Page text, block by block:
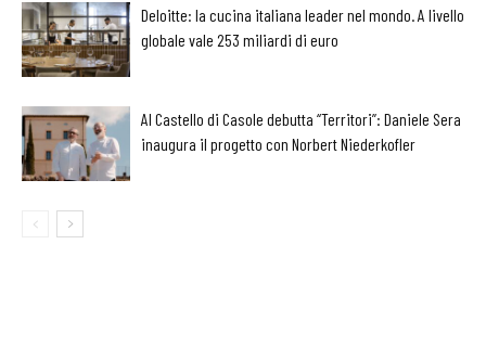
Deloitte: la cucina italiana leader nel mondo. A livello
globale vale 253 miliardi di euro
Al Castello di Casole debutta “Territori”: Daniele Sera
inaugura il progetto con Norbert Niederkofler